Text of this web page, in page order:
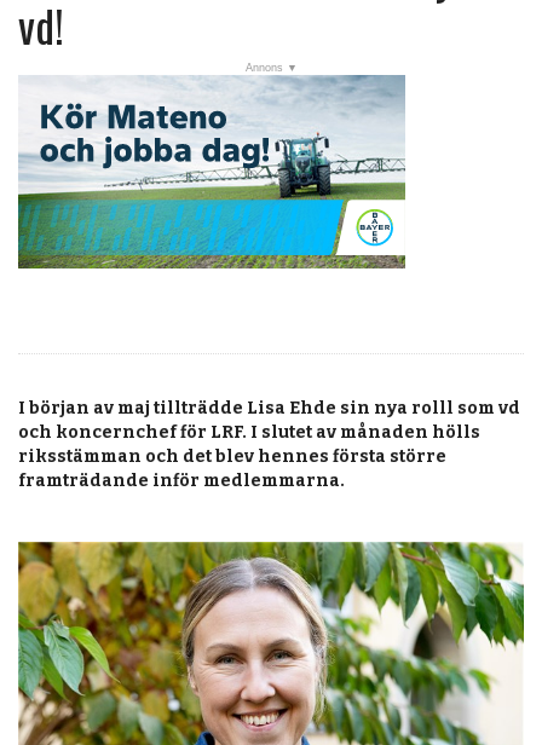
RSS-flöde
OPINION
KALENDER
MARKNAD
ANNONSERA
PRENUMERERA
vd!
I början av maj tillträdde Lisa Ehde sin nya rolll som vd
och koncernchef för LRF. I slutet av månaden hölls
riksstämman och det blev hennes första större
framträdande inför medlemmarna.